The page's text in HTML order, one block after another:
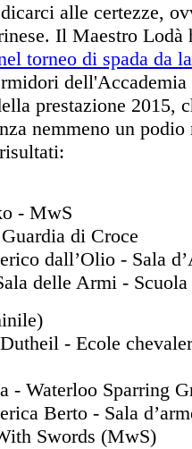
alle certezze,
Il Maestro Lodà
torneo di spada da
prestazione 2015,
nemmeno un
- MwS
di Croce
dall’Olio - Sala
delle Armi -
- Ecole
- Waterloo Sparring
Berto - Sala
Swords (MwS)